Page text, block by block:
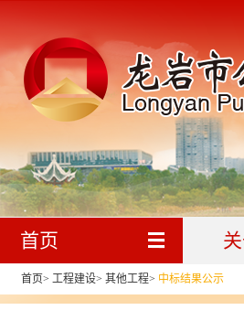
首页
首页> 工程建设> 其他工程> 中标结果公示